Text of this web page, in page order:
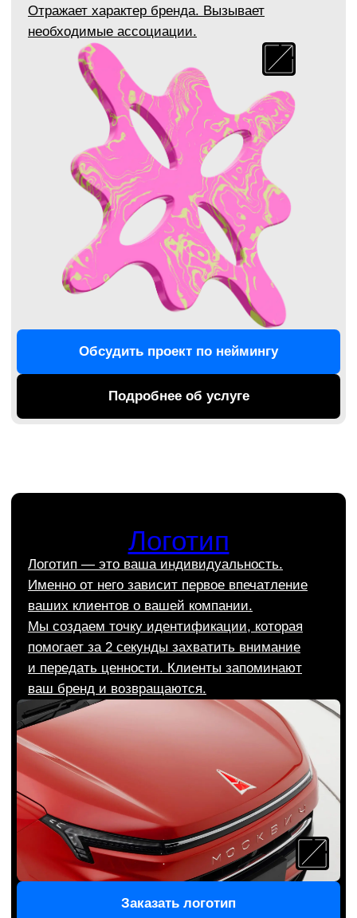
Заказать дизайн упаковки
Подробнее об услуге
Позиционирование
Стратегия бренда, цель которой понять суть
вашего продукта, чтобы помочь вам
Сайты на Тильде
Мы проектируем сайты на Тильде,
ориентируясь на потребности бизнеса и его
целевой аудитории. Делаем сайты на Тильде
функциональными и впечатляющими.
Заказать сайт на Тильде
Подробнее об услуге
Презентации, книги,
каталоги, буклеты